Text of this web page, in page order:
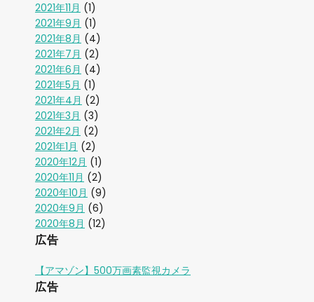
2021年11月 (1)
2021年9月 (1)
2021年8月 (4)
2021年7月 (2)
2021年6月 (4)
2021年5月 (1)
2021年4月 (2)
2021年3月 (3)
2021年2月 (2)
2021年1月 (2)
2020年12月 (1)
2020年11月 (2)
2020年10月 (9)
2020年9月 (6)
2020年8月 (12)
広告
【アマゾン】500万画素監視カメラ
広告